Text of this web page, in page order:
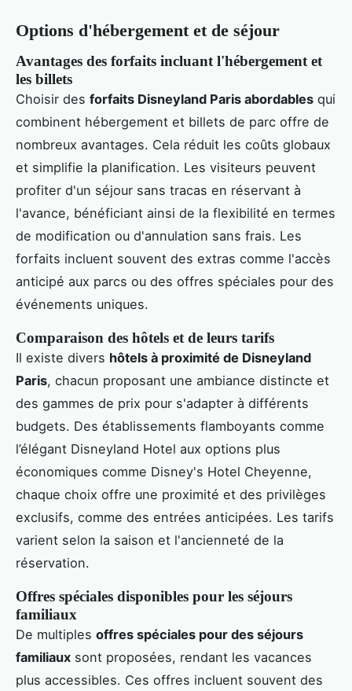
Options d'hébergement et de séjour
Avantages des forfaits incluant l'hébergement et
les billets
Choisir des forfaits Disneyland Paris abordables qui
combinent hébergement et billets de parc offre de
nombreux avantages. Cela réduit les coûts globaux
et simplifie la planification. Les visiteurs peuvent
profiter d'un séjour sans tracas en réservant à
l'avance, bénéficiant ainsi de la flexibilité en termes
de modification ou d'annulation sans frais. Les
forfaits incluent souvent des extras comme l'accès
anticipé aux parcs ou des offres spéciales pour des
événements uniques.
Comparaison des hôtels et de leurs tarifs
Il existe divers hôtels à proximité de Disneyland
Paris, chacun proposant une ambiance distincte et
des gammes de prix pour s'adapter à différents
budgets. Des établissements flamboyants comme
l’élégant Disneyland Hotel aux options plus
économiques comme Disney's Hotel Cheyenne,
chaque choix offre une proximité et des privilèges
exclusifs, comme des entrées anticipées. Les tarifs
varient selon la saison et l'ancienneté de la
réservation.
Offres spéciales disponibles pour les séjours
familiaux
De multiples offres spéciales pour des séjours
familiaux sont proposées, rendant les vacances
plus accessibles. Ces offres incluent souvent des